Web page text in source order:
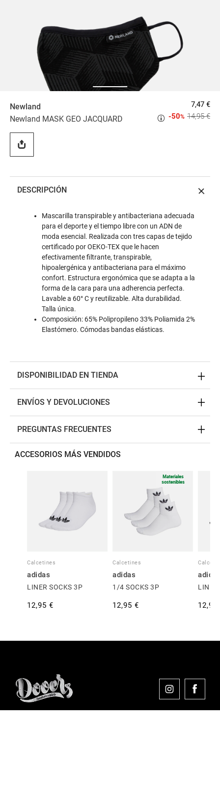
Newland
Newland MASK GEO JACQUARD
7,47 €
14,95 €
-50%
DESCRIPCIÓN
Mascarilla transpirable y antibacteriana adecuada
para el deporte y el tiempo libre con un ADN de
moda esencial. Realizada con tres capas de tejido
certificado por OEKO-TEX que le hacen
efectivamente filtrante, transpirable,
hipoalergénica y antibacteriana para el máximo
confort. Estructura ergonómica que se adapta a la
forma de la cara para una adherencia perfecta.
Lavable a 60° C y reutilizable. Alta durabilidad.
Talla única.
Composición: 65% Polipropileno 33% Poliamida 2%
Elastómero. Cómodas bandas elásticas.
DISPONIBILIDAD EN TIENDA
ENVÍOS Y DEVOLUCIONES
PREGUNTAS FRECUENTES
ACCESORIOS MÁS VENDIDOS
Calcetines
adidas
LINER SOCKS 3P
12,95 €
Materiales
sostenibles
Calcetines
adidas
1/4 SOCKS 3P
12,95 €
LINER
12,95